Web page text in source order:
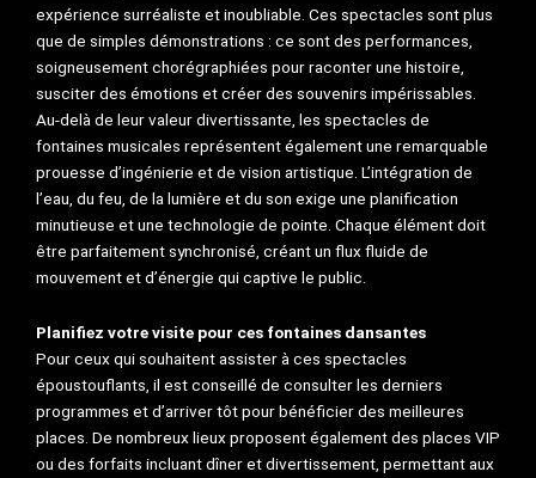
expérience surréaliste et inoubliable. Ces spectacles sont plus
que de simples démonstrations : ce sont des performances,
soigneusement chorégraphiées pour raconter une histoire,
susciter des émotions et créer des souvenirs impérissables.
Au-delà de leur valeur divertissante, les spectacles de
fontaines musicales représentent également une remarquable
prouesse d’ingénierie et de vision artistique. L’intégration de
l’eau, du feu, de la lumière et du son exige une planification
minutieuse et une technologie de pointe. Chaque élément doit
être parfaitement synchronisé, créant un flux fluide de
mouvement et d’énergie qui captive le public.
Planifiez votre visite pour ces fontaines dansantes
Pour ceux qui souhaitent assister à ces spectacles
époustouflants, il est conseillé de consulter les derniers
programmes et d’arriver tôt pour bénéficier des meilleures
places. De nombreux lieux proposent également des places VIP
ou des forfaits incluant dîner et divertissement, permettant aux